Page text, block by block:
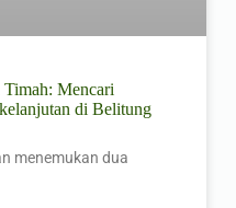
Mencari
di Belitung
menemukan dua